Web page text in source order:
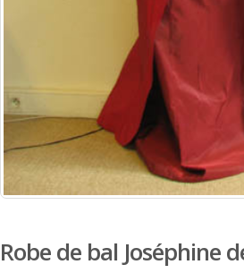
Robe de bal Joséphine